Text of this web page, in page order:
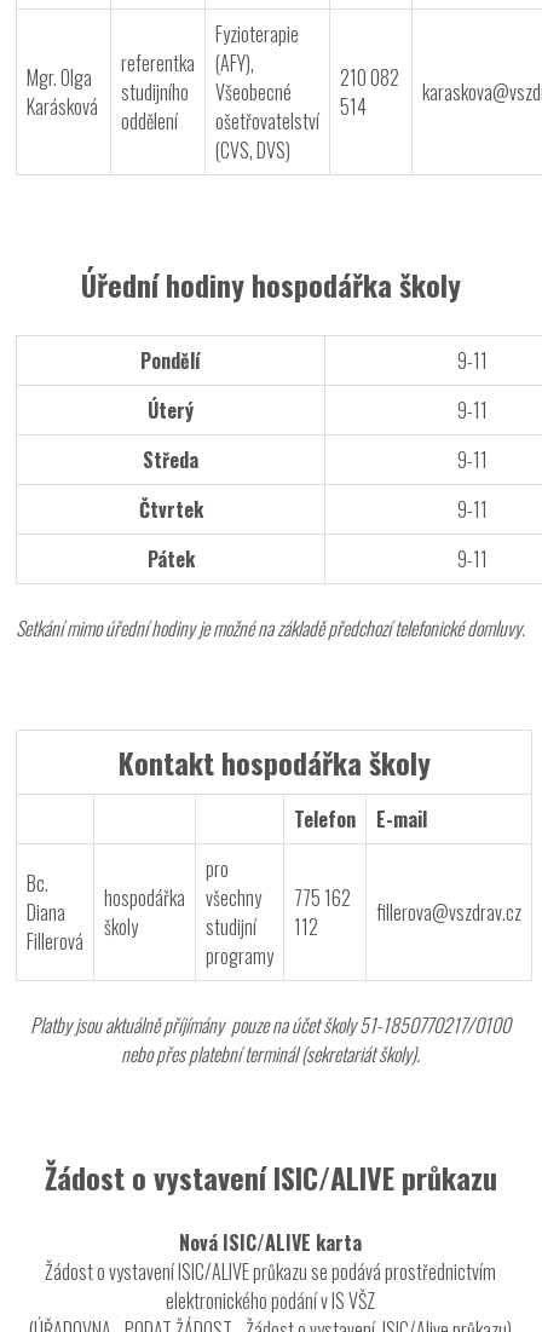
Mgr. Olga
Karásková
referentka
studijního
oddělení
Fyzioterapie
(AFY),
Všeobecné
ošetřovatelství
(CVS, DVS)
210 082
514
Úřední hodiny hospodářka školy
Pondělí
9-11
Úterý
9-11
Středa
9-11
Čtvrtek
9-11
Pátek
9-11
Setkání mimo úřední hodiny je možné na základě předchozí telefonické domluvy.
Kontakt hospodářka školy
Telefon E-mail
Bc.
Diana
Fillerová
hospodářka
školy
pro
všechny
studijní
programy
775 162
112
fillerova@vszdrav.cz
Platby jsou aktuálně příjímány pouze na účet školy 51-1850770217/0100
nebo přes platební terminál (sekretariát školy).
Žádost o vystavení ISIC/ALIVE průkazu
Nová ISIC/ALIVE karta
Žádost o vystavení ISIC/ALIVE průkazu se podává prostřednictvím
elektronického podání v IS VŠZ